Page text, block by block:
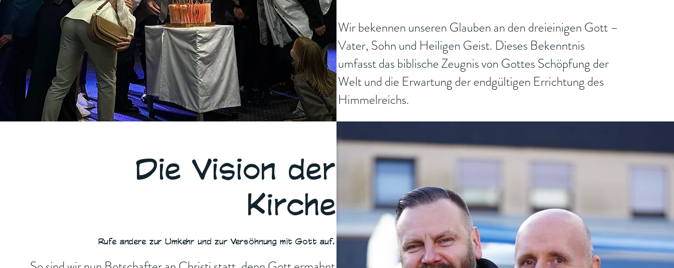
Wir bekennen unseren Glauben an den dreieinigen Gott –
Vater, Sohn und Heiligen Geist. Dieses Bekenntnis
umfasst das biblische Zeugnis von Gottes Schöpfung der
Welt und die Erwartung der endgültigen Errichtung des
Himmelreichs.
Die Vision der
Kirche
Rufe andere zur Umkehr und zur Versöhnung mit Gott auf.